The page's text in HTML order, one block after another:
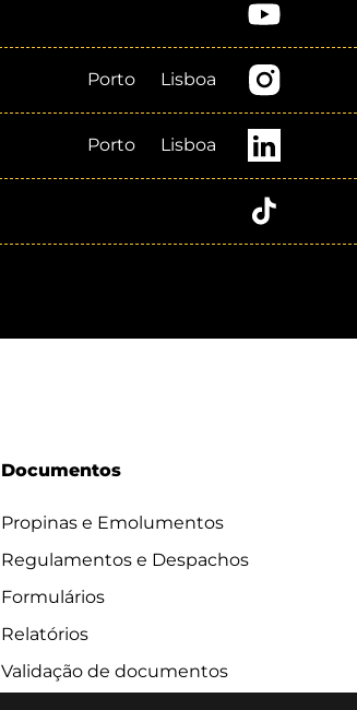
Porto Lisboa
Porto Lisboa
Documentos
Propinas e Emolumentos
Regulamentos e Despachos
Formulários
Relatórios
Validação de documentos